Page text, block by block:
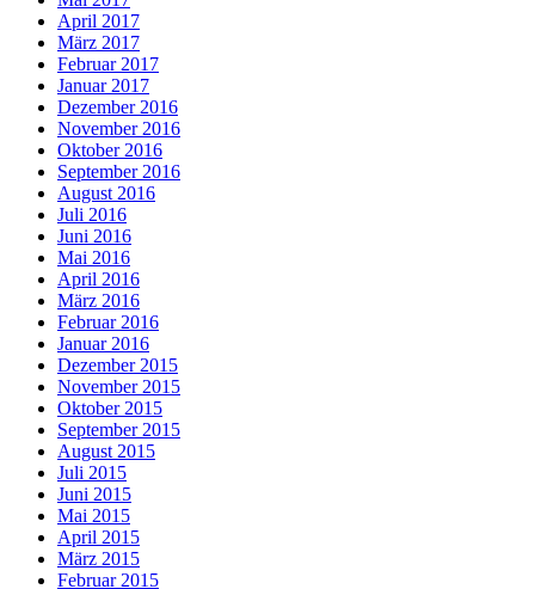
April 2017
März 2017
Februar 2017
Januar 2017
Dezember 2016
November 2016
Oktober 2016
September 2016
August 2016
Juli 2016
Juni 2016
Mai 2016
April 2016
März 2016
Februar 2016
Januar 2016
Dezember 2015
November 2015
Oktober 2015
September 2015
August 2015
Juli 2015
Juni 2015
Mai 2015
April 2015
März 2015
Februar 2015